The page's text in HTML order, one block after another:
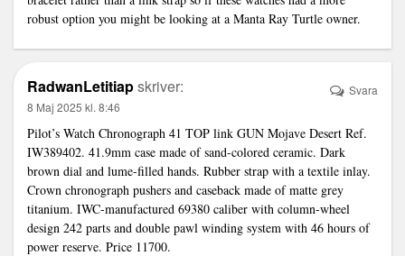
robust option you might be looking at a Manta Ray Turtle owner.
RadwanLetitiapskriver:
8 Maj 2025 kl. 8:46
Pilot’s Watch Chronograph 41 TOP link GUN Mojave Desert Ref.
IW389402. 41.9mm case made of sand-colored ceramic. Dark
brown dial and lume-filled hands. Rubber strap with a textile inlay.
Crown chronograph pushers and caseback made of matte grey
titanium. IWC-manufactured 69380 caliber with column-wheel
design 242 parts and double pawl winding system with 46 hours of
power reserve. Price 11700.
Svara